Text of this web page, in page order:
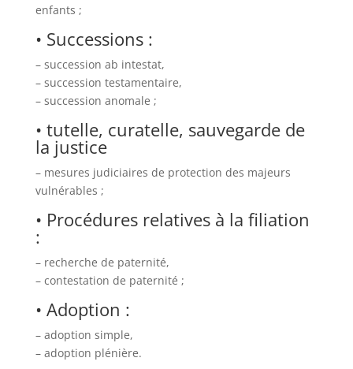
enfants ;
• Successions :
– succession ab intestat,
– succession testamentaire,
– succession anomale ;
• tutelle, curatelle, sauvegarde de
la justice
– mesures judiciaires de protection des majeurs
vulnérables ;
• Procédures relatives à la filiation
:
– recherche de paternité,
– contestation de paternité ;
• Adoption :
– adoption simple,
– adoption plénière.